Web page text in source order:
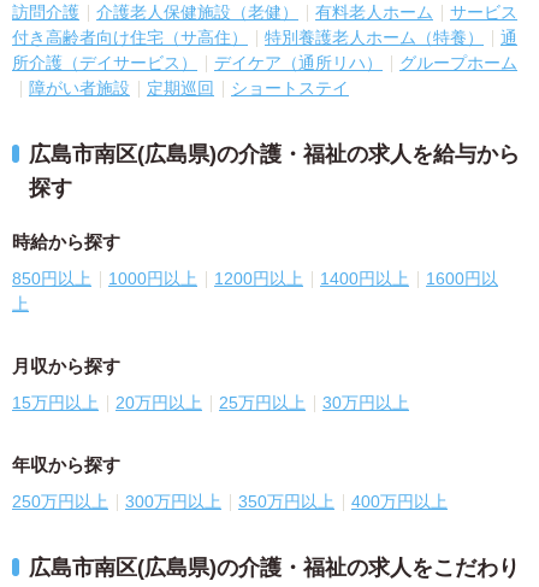
訪問介護 介護老人保健施設（老健） 有料老人ホーム
サービス
付き高齢者向け住宅（サ高住）
特別養護老人ホーム（特養）
通
所介護（デイサービス）
デイケア（通所リハ）
グループホーム
障がい者施設
定期巡回 ショートステイ
広島市南区(広島県)の介護・福祉の求人を給与から
探す
時給から探す
850円以上 1000円以上 1200円以上 1400円以上
1600円以
上
月収から探す
15万円以上 20万円以上 25万円以上 30万円以上
年収から探す
250万円以上 300万円以上 350万円以上 400万円以上
広島市南区(広島県)の介護・福祉の求人をこだわり